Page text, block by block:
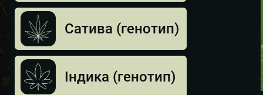
Сатива (генотип)
Індика (генотип)